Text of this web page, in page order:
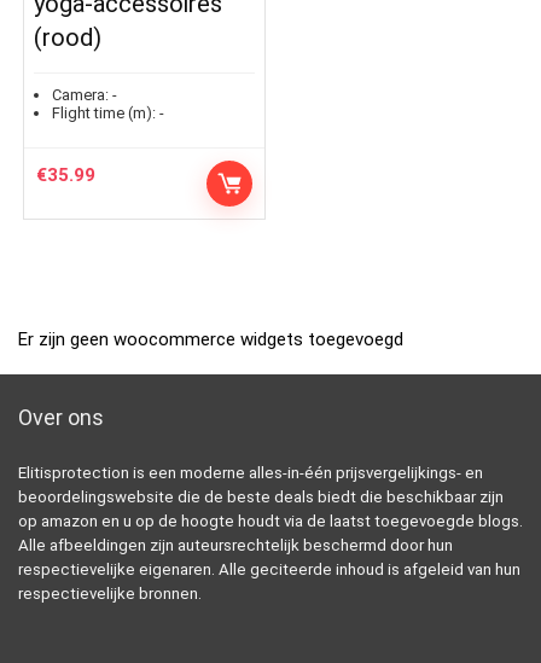
(rood)
Camera: -
Flight time (m): -
€35.99
Er zijn geen woocommerce widgets toegevoegd
Over ons
Elitisprotection is een moderne alles-in-één prijsvergelijkings- en
beoordelingswebsite die de beste deals biedt die beschikbaar zijn
op amazon en u op de hoogte houdt via de laatst toegevoegde blogs.
Alle afbeeldingen zijn auteursrechtelijk beschermd door hun
respectievelijke eigenaren. Alle geciteerde inhoud is afgeleid van hun
respectievelijke bronnen.